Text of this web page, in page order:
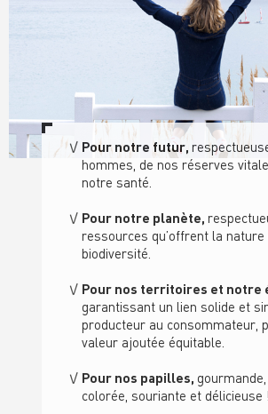
Pour notre futur,
hommes, de nos réserves
notre santé.
Pour notre planète,
ressources qu’offrent la nature
biodiversité.
Pour nos territoires et notre
garantissant un lien solide et
producteur au consommateur,
valeur ajoutée équitable.
Pour nos papilles,
colorée, souriante et délicieuse !